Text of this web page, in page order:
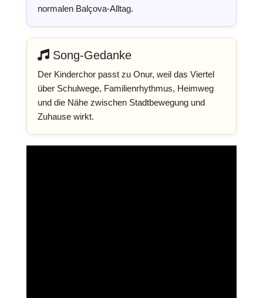
normalen Balçova-Alltag.
Song-Gedanke
Der Kinderchor passt zu Onur, weil das Viertel
über Schulwege, Familienrhythmus, Heimweg
und die Nähe zwischen Stadtbewegung und
Zuhause wirkt.